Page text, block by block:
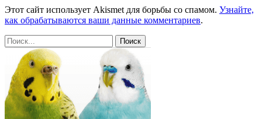
Этот сайт использует Akismet для борьбы со спамом. Узнайте,
как обрабатываются ваши данные комментариев.